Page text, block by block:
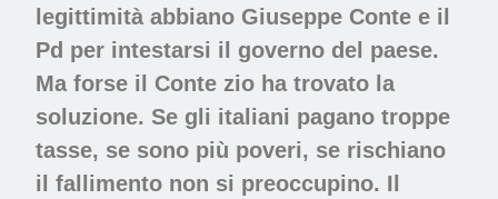
legittimità abbiano Giuseppe Conte e il
Pd per intestarsi il governo del paese.
Ma forse il Conte zio ha trovato la
soluzione. Se gli italiani pagano troppe
tasse, se sono più poveri, se rischiano
il fallimento non si preoccupino. Il